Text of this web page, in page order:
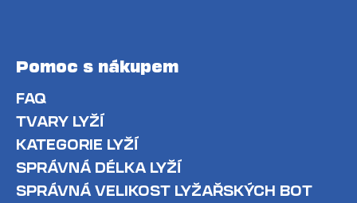
Pomoc s nákupem
FAQ
TVARY LYŽÍ
KATEGORIE LYŽÍ
SPRÁVNÁ DÉLKA LYŽÍ
SPRÁVNÁ VELIKOST LYŽAŘSKÝCH BOT